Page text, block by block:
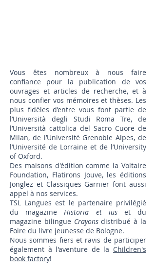
Vous êtes nombreux à nous faire
confiance pour la publication de vos
ouvrages et articles de recherche, et à
nous confier vos mémoires et thèses. Les
plus fidèles d’entre vous font partie de
l’Università degli Studi Roma Tre, de
l’Università cattolica del Sacro Cuore de
Milan, de l’Université Grenoble Alpes, de
l’Université de Lorraine et de l’University
of Oxford.
Des maisons d'édition comme la Voltaire
Foundation, Flatirons Jouve, les éditions
Jonglez et Classiques Garnier font aussi
appel à nos services.
TSL Langues est le partenaire privilégié
du magazineHistoria et iuset du
magazine bilingue Crayonsdistribué à la
Foire du livre jeunesse de Bologne.
Nous sommes fiers et ravis de participer
également à l'aventure de la Children's
book factory!